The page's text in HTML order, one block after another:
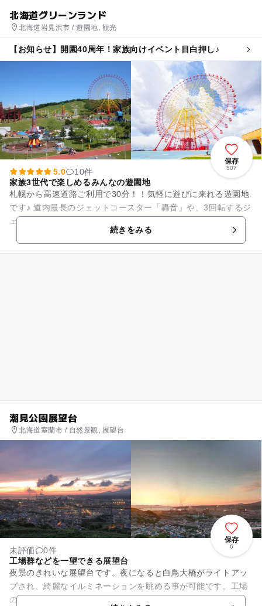
北海道グリーンランド
北海道岩見沢市 / 遊園地, 観光
【お知らせ】開園40周年！家族向けイベント目白押し♪
保存
507
5.0
10件
家族3世代で楽しめるみんなの遊園地
札幌から高速道路ご利用で30分！！気軽に遊びに来れる遊園地
です♪ 道内最長のジェットコースター「轟音」や、3回転するジ
ェットコースター「龍王」、熱い夏に大人気「急流すべり」な
続きをみる
潮見公園展望台
北海道室蘭市 / 自然景観, 展望台
保存
6
未評価
0件
工場群などを一望できる展望台
夜景のきれいな展望台です。夜になると白鳥大橋がライトアッ
プされ、綺麗なイルミネーションを眺める事が可能です。工場
の幻想的な夜景を見ることもできます。反対側には「鳴砂」で